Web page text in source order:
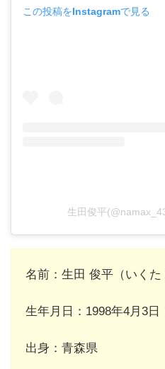
この投稿をInstagramで見る
生田俊平
名前：生田 俊平（いくた
生年月日：1998年4月3日
出身：青森県